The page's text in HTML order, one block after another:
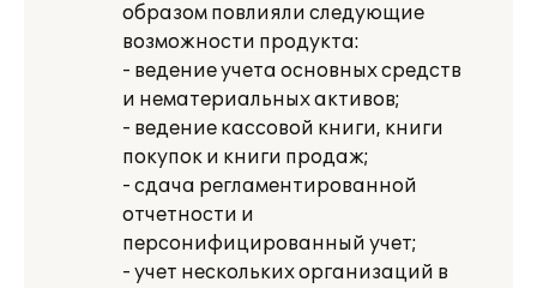
образом повлияли следующие
возможности продукта:
- ведение учета основных средств
и нематериальных активов;
- ведение кассовой книги, книги
покупок и книги продаж;
- сдача регламентированной
отчетности и
персонифицированный учет;
- учет нескольких организаций в